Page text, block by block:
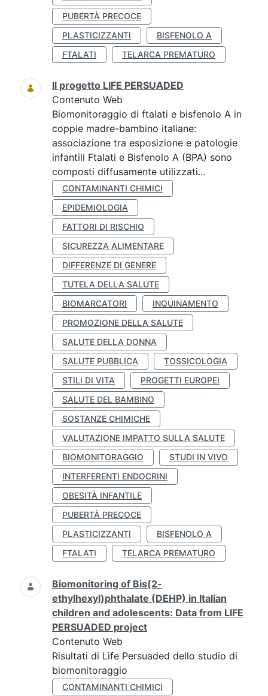
PUBERTÀ PRECOCE
PLASTICIZZANTI
BISFENOLO A
FTALATI
TELARCA PREMATURO
Il progetto LIFE PERSUADED
Contenuto Web
Biomonitoraggio di ftalati e bisfenolo A in
coppie madre-bambino italiane:
associazione tra esposizione e patologie
infantili Ftalati e Bisfenolo A (BPA) sono
composti diffusamente utilizzati...
CONTAMINANTI CHIMICI
EPIDEMIOLOGIA
FATTORI DI RISCHIO
SICUREZZA ALIMENTARE
DIFFERENZE DI GENERE
TUTELA DELLA SALUTE
BIOMARCATORI
INQUINAMENTO
PROMOZIONE DELLA SALUTE
SALUTE DELLA DONNA
SALUTE PUBBLICA
TOSSICOLOGIA
STILI DI VITA
PROGETTI EUROPEI
SALUTE DEL BAMBINO
SOSTANZE CHIMICHE
VALUTAZIONE IMPATTO SULLA SALUTE
BIOMONITORAGGIO
STUDI IN VIVO
INTERFERENTI ENDOCRINI
OBESITÀ INFANTILE
PUBERTÀ PRECOCE
PLASTICIZZANTI
BISFENOLO A
FTALATI
TELARCA PREMATURO
Biomonitoring of Bis(2-
ethylhexyl)phthalate (DEHP) in Italian
children and adolescents: Data from LIFE
PERSUADED project
Contenuto Web
Risultati di Life Persuaded dello studio di
biomonitoraggio
CONTAMINANTI CHIMICI